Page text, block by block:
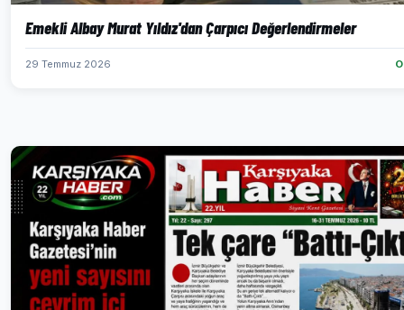
Emekli Albay Murat Yıldız'dan Çarpıcı Değerlendirmeler
29 Temmuz 2026